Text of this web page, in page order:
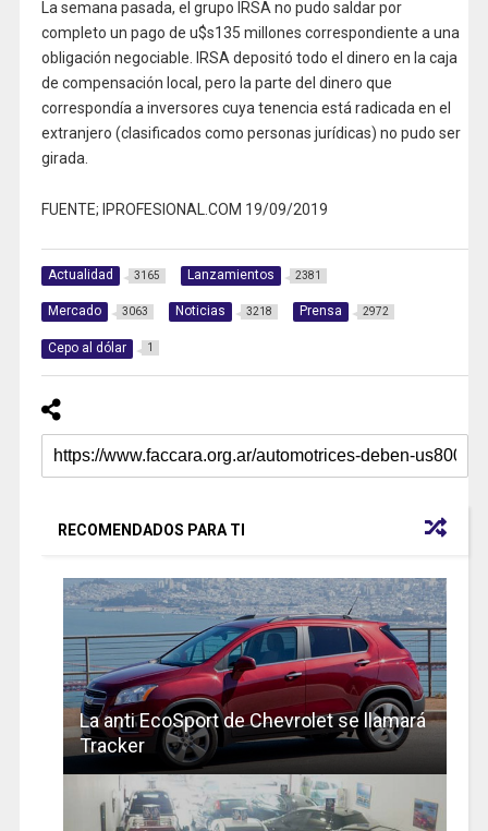
La semana pasada, el grupo IRSA no pudo saldar por
completo un pago de u$s135 millones correspondiente a una
obligación negociable. IRSA depositó todo el dinero en la caja
de compensación local, pero la parte del dinero que
correspondía a inversores cuya tenencia está radicada en el
extranjero (clasificados como personas jurídicas) no pudo ser
girada.
FUENTE; IPROFESIONAL.COM 19/09/2019
Actualidad 3165 Lanzamientos 2381
Mercado 3063 Noticias 3218 Prensa 2972
Cepo al dólar 1
RECOMENDADOS PARA TI
La anti EcoSport de Chevrolet se llamará
Tracker